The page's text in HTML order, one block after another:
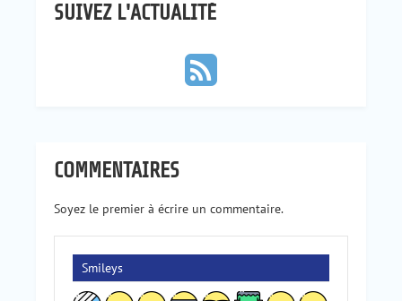
SUIVEZ L'ACTUALITÉ
COMMENTAIRES
Soyez le premier à écrire un commentaire.
Smileys